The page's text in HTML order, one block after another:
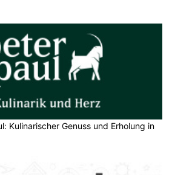
Kulinarischer Genuss und Erholung in